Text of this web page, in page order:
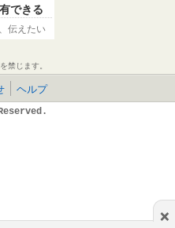
×
できる
伝えたい
禁じます。
ヘルプ